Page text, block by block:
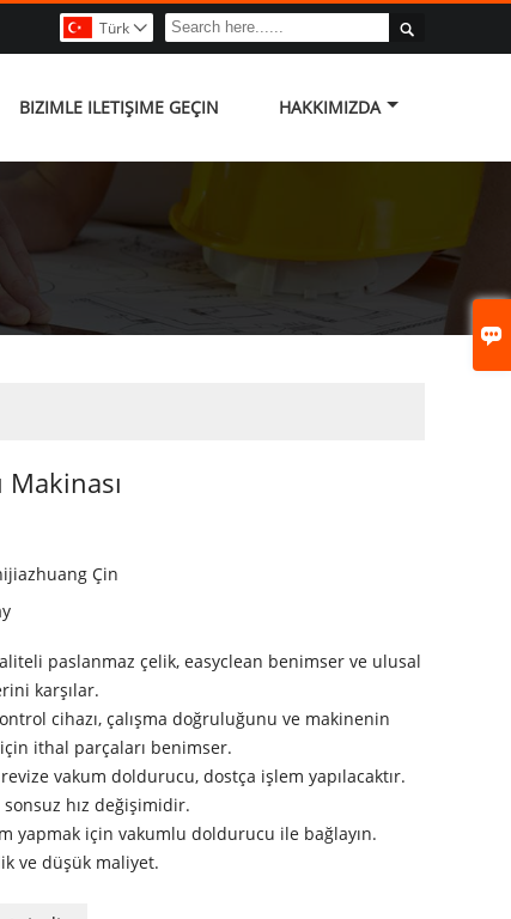


Türk 
BIZIMLE ILETIŞIME GEÇIN HAKKIMIZDA
Makinası
Çin
paslanmaz çelik, easyclean benimser ve ulusal
karşılar.
cihazı, çalışma doğruluğunu ve makinenin
ithal parçaları benimser.
vakum doldurucu, dostça işlem yapılacaktır.
sonsuz hız değişimidir.
yapmak için vakumlu doldurucu ile bağlayın.
ve düşük maliyet.